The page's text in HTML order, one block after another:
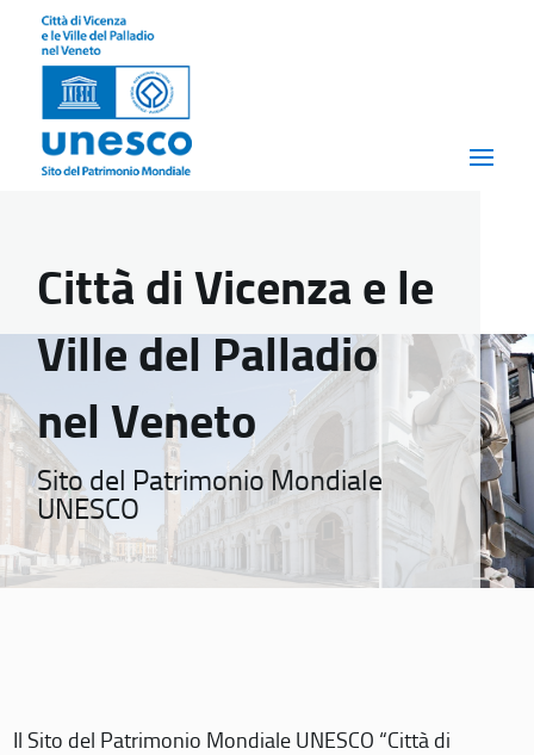
Città di Vicenza e le
Ville del Palladio
nel Veneto
Sito del Patrimonio Mondiale
UNESCO
Il Sito del Patrimonio Mondiale UNESCO “Città di